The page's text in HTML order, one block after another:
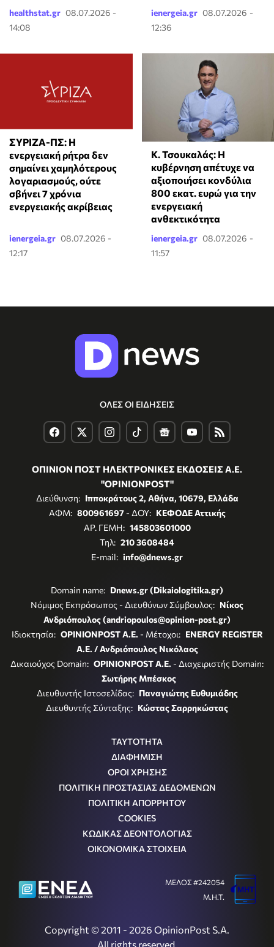
healthstat.gr 08.07.2026 -
14:08
ienergeia.gr 08.07.2026 -
12:36
ΣΥΡΙΖΑ-ΠΣ: Η
ενεργειακή ρήτρα δεν
σημαίνει χαμηλότερους
λογαριασμούς, ούτε
σβήνει 7 χρόνια
ενεργειακής ακρίβειας
ienergeia.gr 08.07.2026 -
12:17
Κ. Τσουκαλάς: Η
κυβέρνηση απέτυχε να
αξιοποιήσει κονδύλια
800 εκατ. ευρώ για την
ενεργειακή
ανθεκτικότητα
ienergeia.gr 08.07.2026 -
11:57
ΟΛΕΣ ΟΙ ΕΙΔΗΣΕΙΣ
ΟΠΙΝΙΟΝ ΠΟΣΤ ΗΛΕΚΤΡΟΝΙΚΕΣ ΕΚΔΟΣΕΙΣ Α.Ε.
"OPINIONPOST"
Διεύθυνση: Ιπποκράτους 2, Αθήνα, 10679, Ελλάδα
ΑΦΜ: 800961697- ΔΟΥ: ΚΕΦΟΔΕ Αττικής
ΑΡ. ΓΕΜΗ: 145803601000
Τηλ: 210 3608484
E-mail: info@dnews.gr
Domain name: Dnews.gr (Dikaiologitika.gr)
Νόμιμος Εκπρόσωπος - Διευθύνων Σύμβουλος: Νίκος
Ανδριόπουλος (andriopoulos@opinion-post.gr)
Ιδιοκτησία: OPINIONPOST A.E. - Μέτοχοι: ENERGY REGISTER
Α.Ε. / Ανδριόπουλος Νικόλαος
Δικαιούχος Domain: OPINIONPOST A.E. - Διαχειριστής Domain:
Σωτήρης Μπέσκος
Διευθυντής Ιστοσελίδας: Παναγιώτης Ευθυμιάδης
Διευθυντής Σύνταξης: Κώστας Σαρρηκώστας
ΤΑΥΤΟΤΗΤΑ
ΔΙΑΦΗΜΙΣΗ
ΟΡΟΙ ΧΡΗΣΗΣ
ΠΟΛΙΤΙΚΗ ΠΡΟΣΤΑΣΙΑΣ ΔΕΔΟΜΕΝΩΝ
ΠΟΛΙΤΙΚΗ ΑΠΟΡΡΗΤΟΥ
COOKIES
ΚΩΔΙΚΑΣ ΔΕΟΝΤΟΛΟΓΙΑΣ
ΟΙΚΟΝΟΜΙΚΑ ΣΤΟΙΧΕΙΑ
Copyright © 2011 - 2026 OpinionPost S.A.
All rights reserved.
ΜΕΛΟΣ #242054
Μ.Η.Τ.